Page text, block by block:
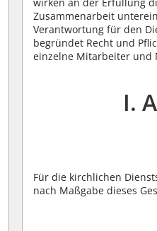
wirken an der Erfüllung
Zusammenarbeit
Verantwortung für den
begründet Recht und
einzelne Mitarbeiter
I.
Für die kirchlichen
nach Maßgabe dieses